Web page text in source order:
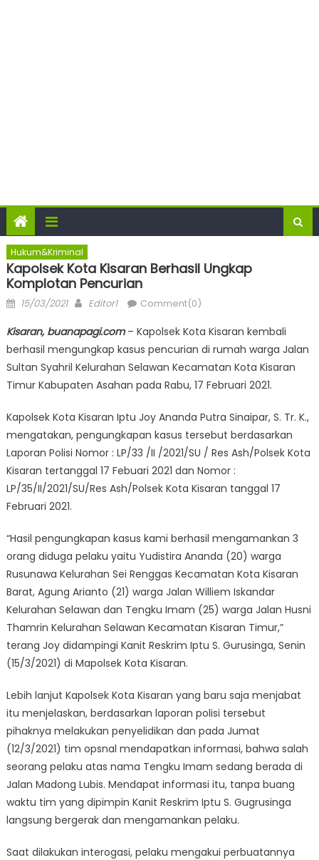
Hukum&Kriminal
Kapolsek Kota Kisaran Berhasil Ungkap
Komplotan Pencurian
Posted
15/03/2021 Author
Editor1 Comment(0)
Kisaran, buanapagi.com– Kapolsek Kota Kisaran kembali
berhasil mengungkap kasus pencurian di rumah warga Jalan
Sultan Syahril Kelurahan Selawan Kecamatan Kota Kisaran
Timur Kabupaten Asahan pada Rabu, 17 Februari 2021.
Kapolsek Kota Kisaran Iptu Joy Ananda Putra Sinaipar, S. Tr. K.,
mengatakan, pengungkapan kasus tersebut berdasarkan
Laporan Polisi Nomor : LP/33 /II /2021/SU / Res Ash/Polsek Kota
Kisaran tertanggal 17 Febuari 2021 dan Nomor :
LP/35/II/2021/SU/Res Ash/Polsek Kota Kisaran tanggal 17
Februari 2021.
“Hasil pengungkapan kasus kami berhasil mengamankan 3
orang diduga pelaku yaitu Yudistira Ananda (20) warga
Rusunawa Kelurahan Sei Renggas Kecamatan Kota Kisaran
Barat, Agung Arianto (21) warga Jalan Williem Iskandar
Kelurahan Selawan dan Tengku Imam (25) warga Jalan Husni
Thamrin Kelurahan Selawan Kecamatan Kisaran Timur,”
terang Joy didampingi Kanit Reskrim Iptu S. Gurusinga, Senin
(15/3/2021) di Mapolsek Kota Kisaran.
Lebih lanjut Kapolsek Kota Kisaran yang baru saja menjabat
itu menjelaskan, berdasarkan laporan polisi tersebut
pihaknya melakukan penyelidikan dan pada Jumat
(12/3/2021) tim opsnal mendapatkan informasi, bahwa salah
seorang pelaku atas nama Tengku Imam sedang berada di
Jalan Madong Lubis. Mendapat informasi itu, tanpa buang
waktu tim yang dipimpin Kanit Reskrim Iptu S. Gugrusinga
langsung bergerak dan mengamankan pelaku.
Saat dilakukan interogasi, pelaku mengakui perbuatannya